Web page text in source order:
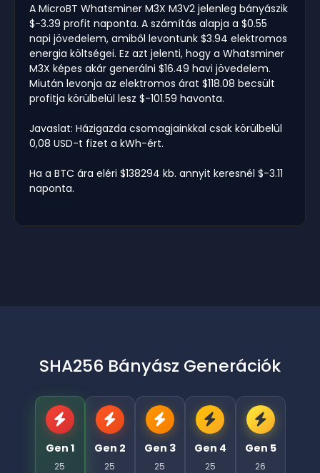
A MicroBT Whatsminer M3X M3V2 jelenleg bányászik
$-3.39 profit naponta. A számítás alapja a $0.55
napi jövedelem, amiből levontunk $3.94 elektromos
energia költségei. Ez azt jelenti, hogy a Whatsminer
M3X képes akár generálni $16.49 havi jövedelem.
Miután levonja az elektromos árat $118.08 becsült
profitja körülbelül lesz $-101.59 havonta.
Javaslat: Házigazda csomagjainkkal csak körülbelül
0,08 USD-t fizet a kWh-ért.
Ha a BTC ára eléri $138294 kb. annyit keresnél $-3.11
naponta.
SHA256 Bányász Generációk
Gen 1
25
Gen 2
25
Gen 3
25
Gen 4
25
Gen 5
26